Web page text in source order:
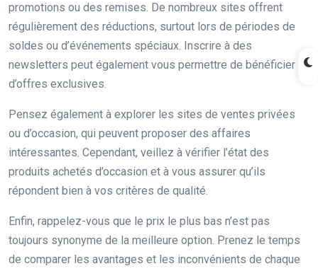
promotions ou des remises. De nombreux sites offrent
régulièrement des réductions, surtout lors de périodes de
soldes ou d’événements spéciaux. Inscrire à des
newsletters peut également vous permettre de bénéficier
d’offres exclusives.
Pensez également à explorer les sites de ventes privées
ou d’occasion, qui peuvent proposer des affaires
intéressantes. Cependant, veillez à vérifier l’état des
produits achetés d’occasion et à vous assurer qu’ils
répondent bien à vos critères de qualité.
Enfin, rappelez-vous que le prix le plus bas n’est pas
toujours synonyme de la meilleure option. Prenez le temps
de comparer les avantages et les inconvénients de chaque